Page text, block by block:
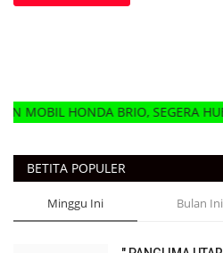
BRIO, SEGERA HUBUNGI
BETITA POPULER
Minggu Ini Bulan Ini